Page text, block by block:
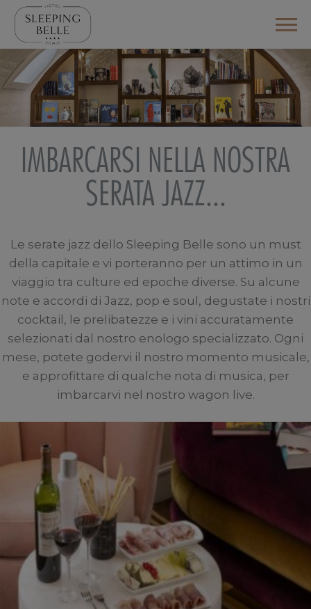
IMBARCARSI NELLA NOSTRA
SERATA JAZZ...
Le serate jazz dello Sleeping Belle sono un must
della capitale e vi porteranno per un attimo in un
viaggio tra culture ed epoche diverse. Su alcune
note e accordi di Jazz, pop e soul, degustate i nostri
cocktail, le prelibatezze e i vini accuratamente
selezionati dal nostro enologo specializzato. Ogni
mese, potete godervi il nostro momento musicale,
e approfittare di qualche nota di musica, per
imbarcarvi nel nostro wagon live.